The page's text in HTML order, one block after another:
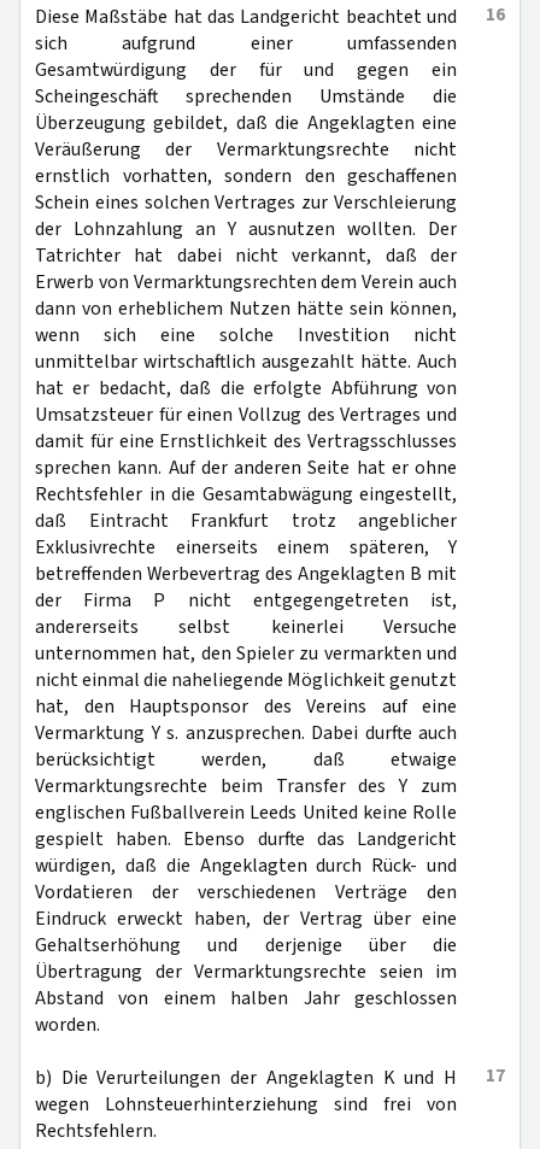
16
Diese Maßstäbe hat das Landgericht beachtet und
sich aufgrund einer umfassenden
Gesamtwürdigung der für und gegen ein
Scheingeschäft sprechenden Umstände die
Überzeugung gebildet, daß die Angeklagten eine
Veräußerung der Vermarktungsrechte nicht
ernstlich vorhatten, sondern den geschaffenen
Schein eines solchen Vertrages zur Verschleierung
der Lohnzahlung an Y ausnutzen wollten. Der
Tatrichter hat dabei nicht verkannt, daß der
Erwerb von Vermarktungsrechten dem Verein auch
dann von erheblichem Nutzen hätte sein können,
wenn sich eine solche Investition nicht
unmittelbar wirtschaftlich ausgezahlt hätte. Auch
hat er bedacht, daß die erfolgte Abführung von
Umsatzsteuer für einen Vollzug des Vertrages und
damit für eine Ernstlichkeit des Vertragsschlusses
sprechen kann. Auf der anderen Seite hat er ohne
Rechtsfehler in die Gesamtabwägung eingestellt,
daß Eintracht Frankfurt trotz angeblicher
Exklusivrechte einerseits einem späteren, Y
betreffenden Werbevertrag des Angeklagten B mit
der Firma P nicht entgegengetreten ist,
andererseits selbst keinerlei Versuche
unternommen hat, den Spieler zu vermarkten und
nicht einmal die naheliegende Möglichkeit genutzt
hat, den Hauptsponsor des Vereins auf eine
Vermarktung Y s. anzusprechen. Dabei durfte auch
berücksichtigt werden, daß etwaige
Vermarktungsrechte beim Transfer des Y zum
englischen Fußballverein Leeds United keine Rolle
gespielt haben. Ebenso durfte das Landgericht
würdigen, daß die Angeklagten durch Rück- und
Vordatieren der verschiedenen Verträge den
Eindruck erweckt haben, der Vertrag über eine
Gehaltserhöhung und derjenige über die
Übertragung der Vermarktungsrechte seien im
Abstand von einem halben Jahr geschlossen
worden.
17
b) Die Verurteilungen der Angeklagten K und H
wegen Lohnsteuerhinterziehung sind frei von
Rechtsfehlern.